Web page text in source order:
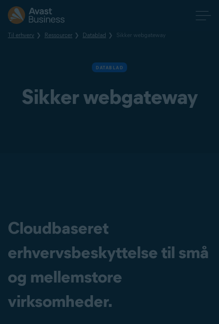
Til erhverv Ressourcer Datablad Sikker webgateway
DATABLAD
Sikker webgateway
Cloudbaseret
erhvervsbeskyttelse til små
og mellemstore
virksomheder.